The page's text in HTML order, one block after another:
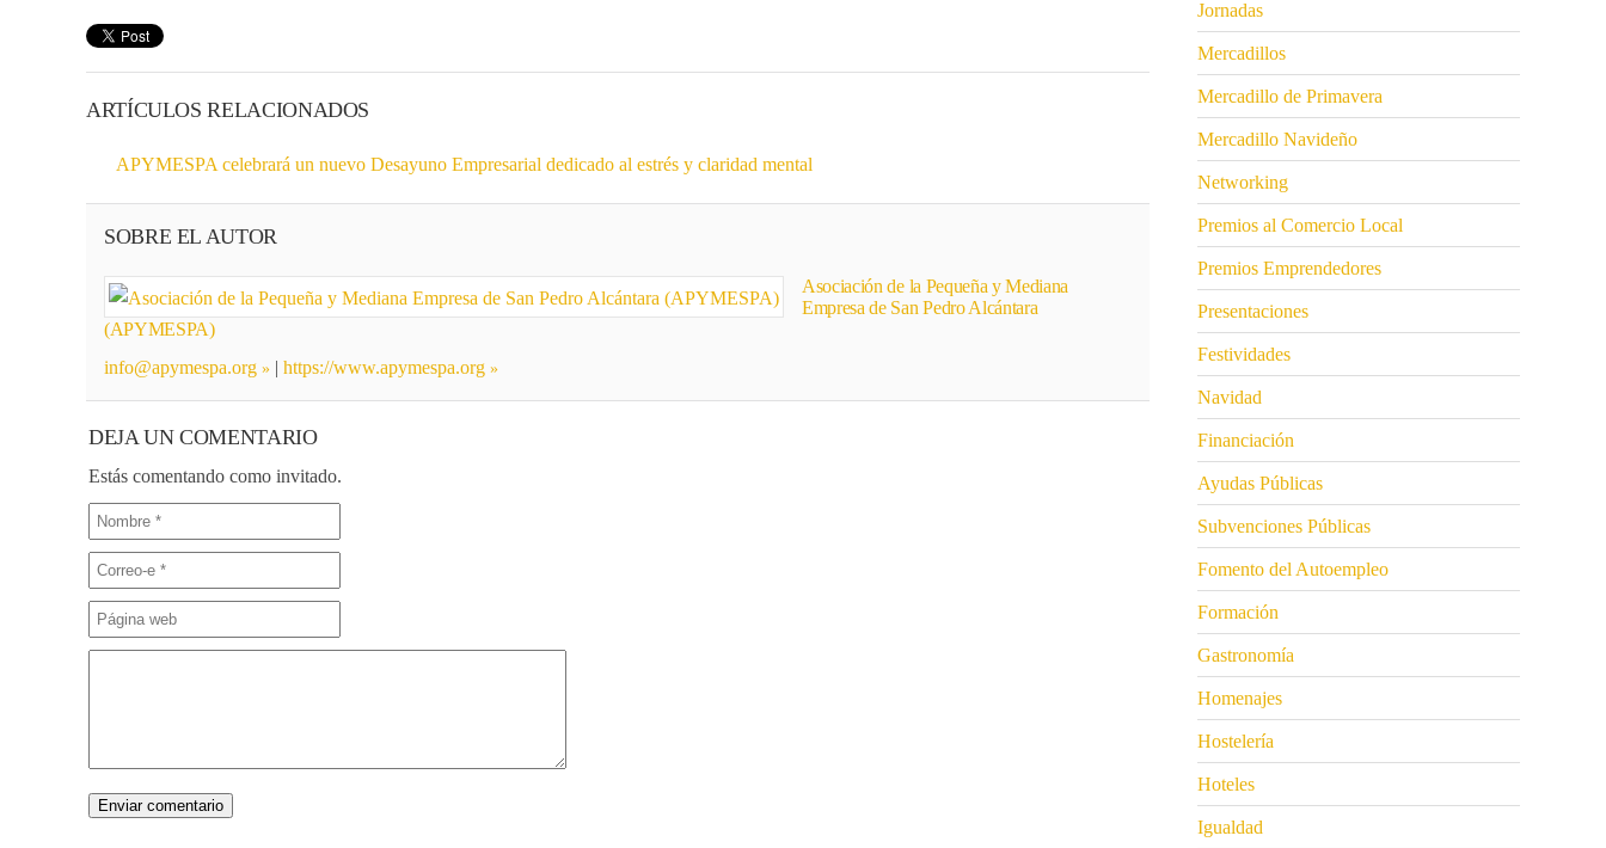
ARTÍCULOS RELACIONADOS
APYMESPA celebrará un nuevo Desayuno Empresarial dedicado al estrés y claridad mental
SOBRE EL AUTOR
Asociación de la Pequeña y Mediana
Empresa de San Pedro Alcántara
(APYMESPA)
info@apymespa.org
| https://www.apymespa.org
DEJA UN COMENTARIO
Estás comentando como invitado.
Jornadas
Mercadillos
Mercadillo de Primavera
Mercadillo Navideño
Networking
Premios al Comercio Local
Premios Emprendedores
Presentaciones
Festividades
Navidad
Financiación
Ayudas Públicas
Subvenciones Públicas
Fomento del Autoempleo
Formación
Gastronomía
Homenajes
Hostelería
Hoteles
Igualdad